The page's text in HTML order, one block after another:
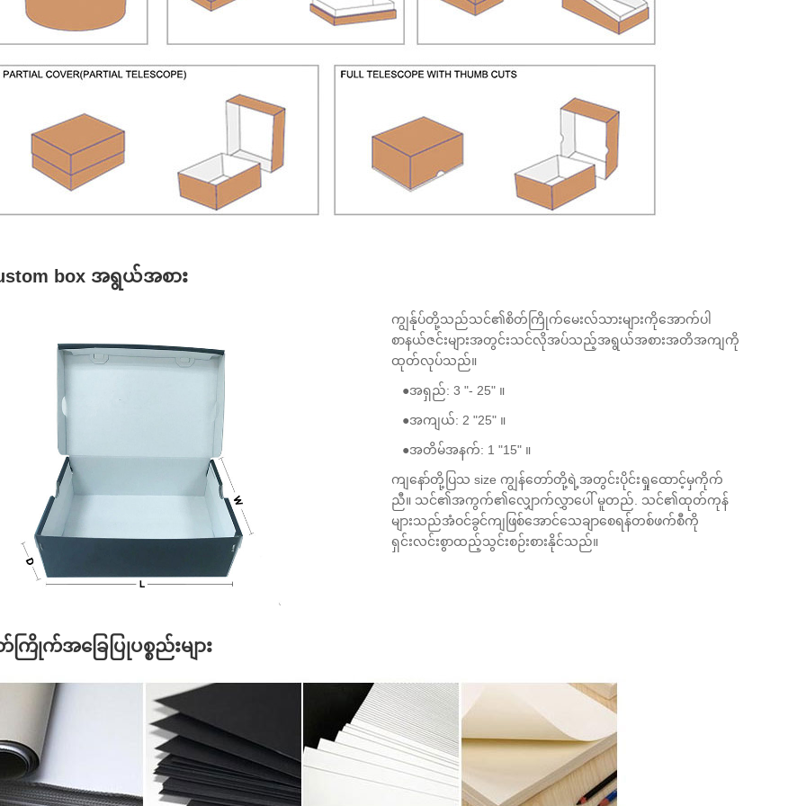
box အရွယ်အစား
ကျွန်ုပ်တို့သည်သင်၏စိတ်ကြိုက်မေးလ်သားများကိုအောက်ပါ
စာနယ်ဇင်းများအတွင်းသင်လိုအပ်သည့်အရွယ်အစားအတိအကျကို
ထုတ်လုပ်သည်။
●အရှည်: 3 "- 25" ။
●အကျယ်: 2 "25" ။
●အတိမ်အနက်: 1 "15" ။
ကျနော်တို့ပြသ size ကျွန်တော်တို့ရဲ့အတွင်းပိုင်းရှုထောင့်မှကိုက်
ညီ။ သင်၏အကွက်၏လျှောက်လွှာပေါ် မူတည်. သင်၏ထုတ်ကုန်
များသည်အံဝင်ခွင်ကျဖြစ်အောင်သေချာစေရန်တစ်ဖက်စီကို
ရှင်းလင်းစွာထည့်သွင်းစဉ်းစားနိုင်သည်။
ကြိုက်အခြေပြုပစ္စည်းများ